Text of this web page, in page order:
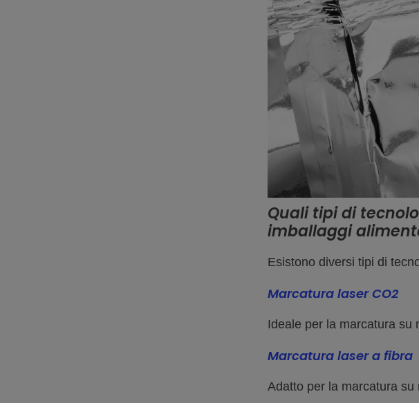
Quali tipi di
imballaggi
Esistono diversi tipi di
Marcatura laser CO2
Ideale per la marcatura su
Marcatura laser a fibra
Adatto per la marcatura